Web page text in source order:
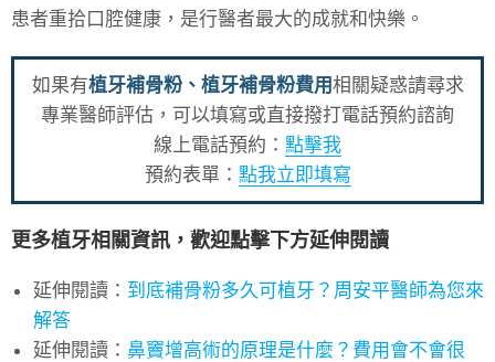
患者重拾口腔健康，是行醫者最大的成就和快樂。
如果有植牙補骨粉、植牙補骨粉費用相關疑惑請尋求
專業醫師評估，可以填寫或直接撥打電話預約諮詢
線上電話預約： 點擊我
預約表單： 點我立即填寫
更多植牙相關資訊，歡迎點擊下方延伸閱讀
延伸閱讀： 到底補骨粉多久可植牙？周安平醫師為您來
解答
延伸閱讀： 鼻竇增高術的原理是什麼？費用會不會很